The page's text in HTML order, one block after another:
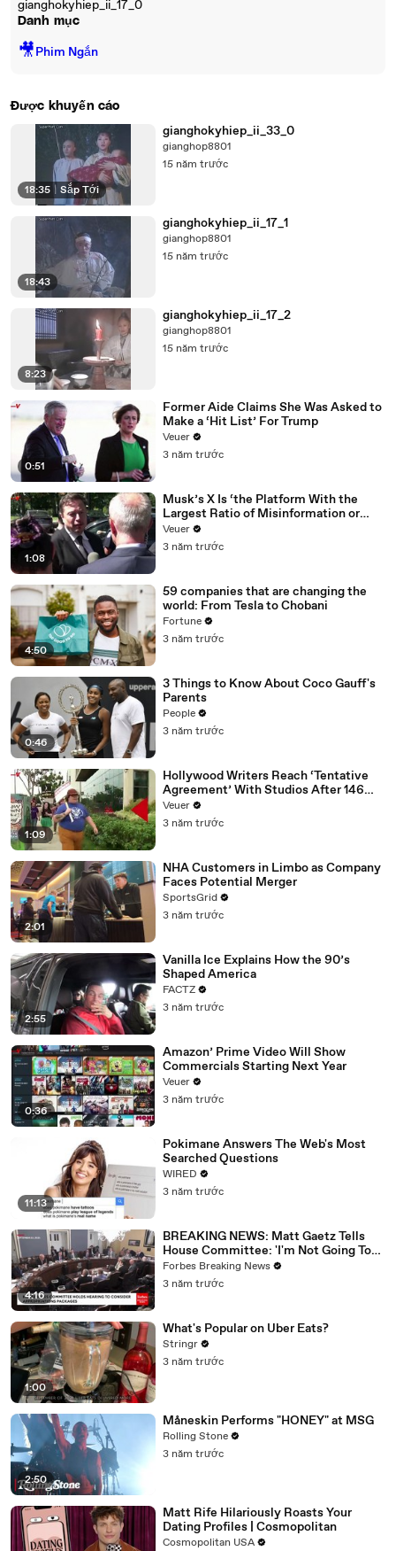
gianghokyhiep_ii_17_0
Danh mục
🎥Phim Ngắn
Được khuyến cáo
18:35 Sắp Tới
gianghokyhiep_ii_33_0
gianghop8801
15 năm trước
18:43
gianghokyhiep_ii_17_1
gianghop8801
15 năm trước
8:23
gianghokyhiep_ii_17_2
gianghop8801
15 năm trước
0:51
Former Aide Claims She Was Asked to
Make a ‘Hit List’ For Trump
Veuer
3 năm trước
1:08
Musk’s X Is ‘the Platform With the
Largest Ratio of Misinformation or
Disinformation’ Amongst All Social
Media Platforms
Veuer
3 năm trước
4:50
59 companies that are changing the
world: From Tesla to Chobani
Fortune
3 năm trước
0:46
3 Things to Know About Coco Gauff's
Parents
People
3 năm trước
1:09
Hollywood Writers Reach ‘Tentative
Agreement’ With Studios After 146
Day Strike
Veuer
3 năm trước
2:01
NHA Customers in Limbo as Company
Faces Potential Merger
SportsGrid
3 năm trước
2:55
Vanilla Ice Explains How the 90’s
Shaped America
FACTZ
3 năm trước
0:36
Amazon’ Prime Video Will Show
Commercials Starting Next Year
Veuer
3 năm trước
11:13
Pokimane Answers The Web's Most
Searched Questions
WIRED
3 năm trước
4:16
BREAKING NEWS: Matt Gaetz Tells
House Committee: 'I'm Not Going To
Vote For A Continuing Resolution'
Forbes Breaking News
3 năm trước
1:00
What's Popular on Uber Eats?
Stringr
3 năm trước
2:50
Måneskin Performs "HONEY" at MSG
Rolling Stone
3 năm trước
Matt Rife Hilariously Roasts Your
Dating Profiles | Cosmopolitan
Cosmopolitan USA